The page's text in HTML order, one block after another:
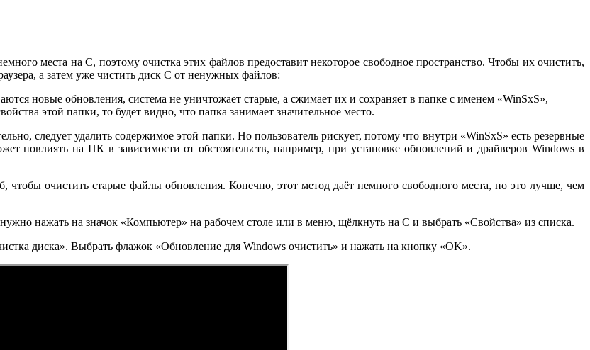
места на C, поэтому очистка этих файлов предоставит некоторое свободное пространство. Чтобы их очистить,
а затем уже чистить диск С от ненужных файлов:
новые обновления, система не уничтожает старые, а сжимает их и сохраняет в папке с именем «WinSxS»,
этой папки, то будет видно, что папка занимает значительное место.
следует удалить содержимое этой папки. Но пользователь рискует, потому что внутри «WinSxS» есть резервные
повлиять на ПК в зависимости от обстоятельств, например, при установке обновлений и драйверов Windows в
чтобы очистить старые файлы обновления. Конечно, этот метод даёт немного свободного места, но это лучше, чем
нажать на значок «Компьютер» на рабочем столе или в меню, щёлкнуть на C и выбрать «Свойства» из списка.
диска». Выбрать флажок «Обновление для Windows очистить» и нажать на кнопку «OK».